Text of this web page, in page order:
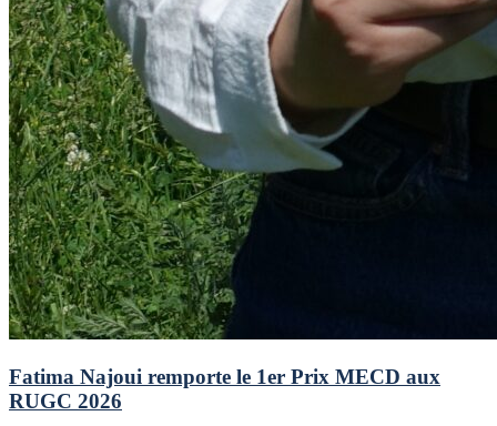
Fatima Najoui remporte le 1er Prix MECD aux
RUGC 2026